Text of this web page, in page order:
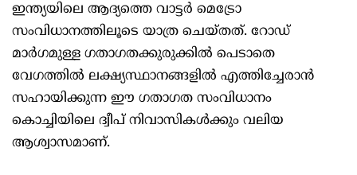
ഇന്ത്യയിലെ ആദ്യത്തെ വാട്ടർ മെട്രോ
സംവിധാനത്തിലൂടെ യാത്ര ചെയ്തത്. റോഡ്
മാർഗമുള്ള ഗതാഗതക്കുരുക്കിൽ പെടാതെ
വേഗത്തിൽ ലക്ഷ്യസ്ഥാനങ്ങളിൽ എത്തിച്ചേരാൻ
സഹായിക്കുന്ന ഈ ഗതാഗത സംവിധാനം
കൊച്ചിയിലെ ദ്വീപ് നിവാസികള്‍ക്കും വലിയ
ആശ്വാസമാണ്.